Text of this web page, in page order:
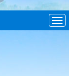
导
航